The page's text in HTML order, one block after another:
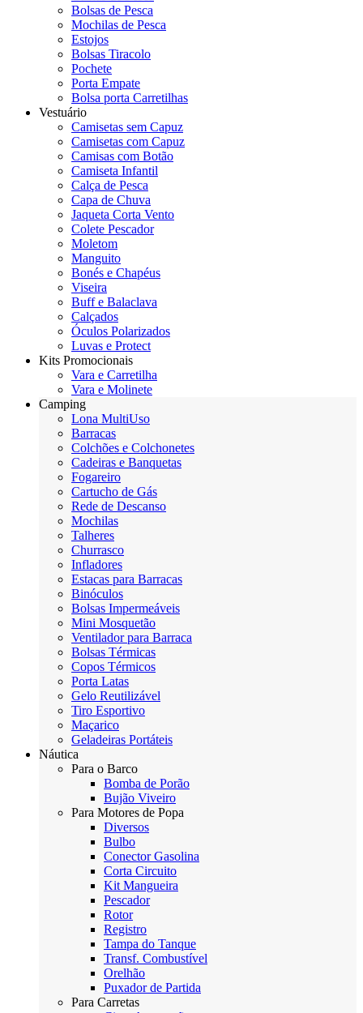
Bolsas de Pesca
Mochilas de Pesca
Estojos
Bolsas Tiracolo
Pochete
Porta Empate
Bolsa porta Carretilhas
Vestuário
Camisetas sem Capuz
Camisetas com Capuz
Camisas com Botão
Camiseta Infantil
Calça de Pesca
Capa de Chuva
Jaqueta Corta Vento
Colete Pescador
Moletom
Manguito
Bonés e Chapéus
Viseira
Buff e Balaclava
Calçados
Óculos Polarizados
Luvas e Protect
Kits Promocionais
Vara e Carretilha
Vara e Molinete
Camping
Lona MultiUso
Barracas
Colchões e Colchonetes
Cadeiras e Banquetas
Fogareiro
Cartucho de Gás
Rede de Descanso
Mochilas
Talheres
Churrasco
Infladores
Estacas para Barracas
Binóculos
Bolsas Impermeáveis
Mini Mosquetão
Ventilador para Barraca
Bolsas Térmicas
Copos Térmicos
Porta Latas
Gelo Reutilizável
Tiro Esportivo
Maçarico
Geladeiras Portáteis
Náutica
Para o Barco
Bomba de Porão
Bujão Viveiro
Para Motores de Popa
Diversos
Bulbo
Conector Gasolina
Corta Circuito
Kit Mangueira
Pescador
Rotor
Registro
Tampa do Tanque
Transf. Combustível
Orelhão
Puxador de Partida
Para Carretas